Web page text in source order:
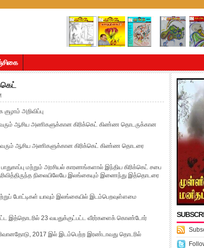
அறிவிப்பு
வரும் ஆசிய அணிகளுக்கான கிரிக்கெட் கிண்ண தொடருக்கான
ஆசிய அணிகளுக்கான கிரிக்கெட் கிண்ண தொடரை
மற்றும் அரசியல் காரணங்களால் இந்திய கிரிக்கெட் சபை
நிலையிலேயே இலங்கையும் இணைந்து இத்தொடரை
போட்டிகள் யாவும் இலங்கையில் இடம்பெறவுள்ளமை
இத்தொடரில் 23 வயதுக்குட்பட்ட வீரர்களைக் கொண்டோர்
2017 இல் இடம்பெற்ற இரண்டாவது தொடரில்